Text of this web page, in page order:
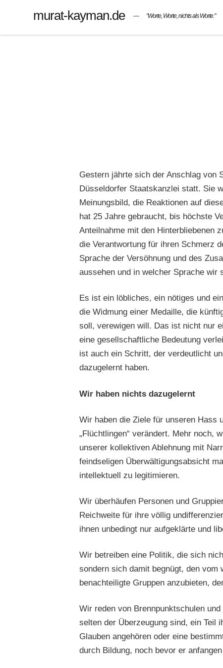
murat-kayman.de "Worte, Worte, nichts als Worte."
Gestern jährte sich der Anschlag von
Düsseldorfer Staatskanzlei statt. Sie
Meinungsbild, die Reaktionen auf
hat 25 Jahre gebraucht, bis höchste
Anteilnahme mit den Hinterbliebenen
die Verantwortung für ihren Schmerz
Sprache der Versöhnung und des
aussehen und in welcher Sprache wir
Es ist ein löbliches, ein nötiges und
die Widmung einer Medaille, die
soll, verewigen will. Das ist nicht nur
eine gesellschaftliche Bedeutung
ist auch ein Schritt, der verdeutlicht
dazugelernt haben.
Wir haben nichts dazugelernt
Wir haben die Ziele für unseren Hass
„Flüchtlingen“ verändert. Mehr noch,
unserer kollektiven Ablehnung mit
feindseligen Überwältigungsabsicht
intellektuell zu legitimieren.
Wir überhäufen Personen und
Reichweite für ihre völlig
ihnen unbedingt nur aufgeklärte und
Wir betreiben eine Politik, die sich
sondern sich damit begnügt, den
benachteiligte Gruppen anzubieten,
Wir reden von Brennpunktschulen
selten der Überzeugung sind, ein Teil
Glauben angehören oder eine
durch Bildung, noch bevor er